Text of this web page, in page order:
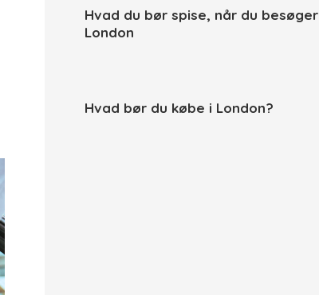
Hvad du bør spise, når du besøger
London
Hvad bør du købe i London?